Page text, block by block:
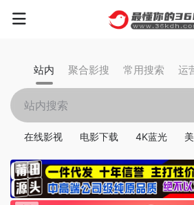
站内 聚合影搜 常用搜索 运
在线影视 电影下载 4K蓝光